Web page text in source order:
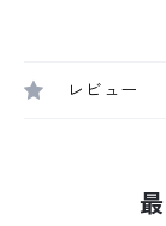
レビュー